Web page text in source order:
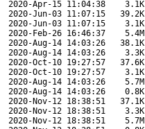
2020-Apr-15 11:04:38
3.1K
2020-Jun-03 11:07:15
39.2K
2020-Jun-03 11:07:15
3.1K
2020-Feb-26 16:46:37
5.4M
2020-Aug-14 14:03:26
38.1K
2020-Aug-14 14:03:26
3.3K
2020-Oct-10 19:27:57
37.6K
2020-Oct-10 19:27:57
3.1K
2020-Aug-14 14:03:26
5.7M
2020-Aug-14 14:03:26
0.8K
2020-Nov-12 18:38:51
37.1K
2020-Nov-12 18:38:51
3.3K
2020-Nov-12 18:38:51
5.7M